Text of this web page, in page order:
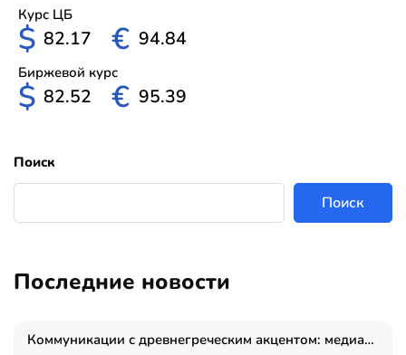
Курс ЦБ
$ 82.17 € 94.84
Биржевой курс
$ 82.52 € 95.39
Поиск
Поиск
Последние новости
Коммуникации с древнегреческим акцентом: медиаменеджер и журналист Владимир Дергачев запустил коммуникационное агентство «Сократ 2.0»